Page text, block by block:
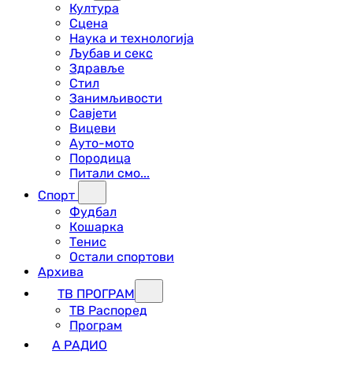
Култура
Сцена
Наука и технологија
Љубав и секс
Здравље
Стил
Занимљивости
Савјети
Вицеви
Ауто-мото
Породица
Питали смо...
Спорт
Фудбал
Кошарка
Тенис
Остали спортови
Архива
ТВ ПРОГРАМ
ТВ Распоред
Програм
А РАДИО